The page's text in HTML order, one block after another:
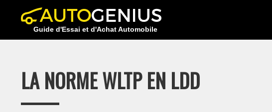
Guide d'Essai et d'Achat Automobile
LA NORME WLTP EN LDD